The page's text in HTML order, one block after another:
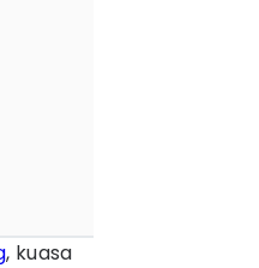
, kuasa